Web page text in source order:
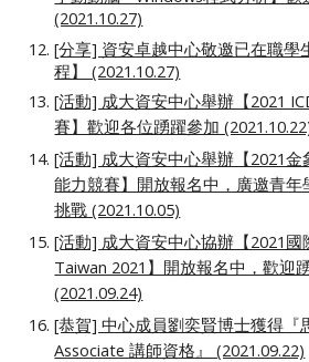
(2021.10.27)
[分享] 資安卓越中心敬邀已在職學
程】 (2021.10.27)
[活動] 成大資安中心舉辦【2021
賽】歡迎各位踴躍參加
[活動] 成大資安中心舉辦【2021
能力競賽】開放報名中，廣邀青
挑戰 (2021.10.05)
[活動] 成大資安中心協辦【2021國
Taiwan 2021】開放報名中，歡迎
(2021.09.24)
[恭賀] 中心成員劉奕賢博士獲得『
Associate 講師資格』 (2021.09.22)